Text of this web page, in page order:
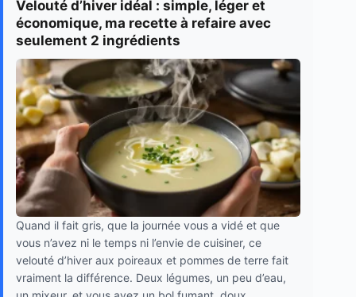
Velouté d’hiver idéal : simple, léger et
économique, ma recette à refaire avec
seulement 2 ingrédients
Quand il fait gris, que la journée vous a vidé et que
vous n’avez ni le temps ni l’envie de cuisiner, ce
velouté d’hiver aux poireaux et pommes de terre fait
vraiment la différence. Deux légumes, un peu d’eau,